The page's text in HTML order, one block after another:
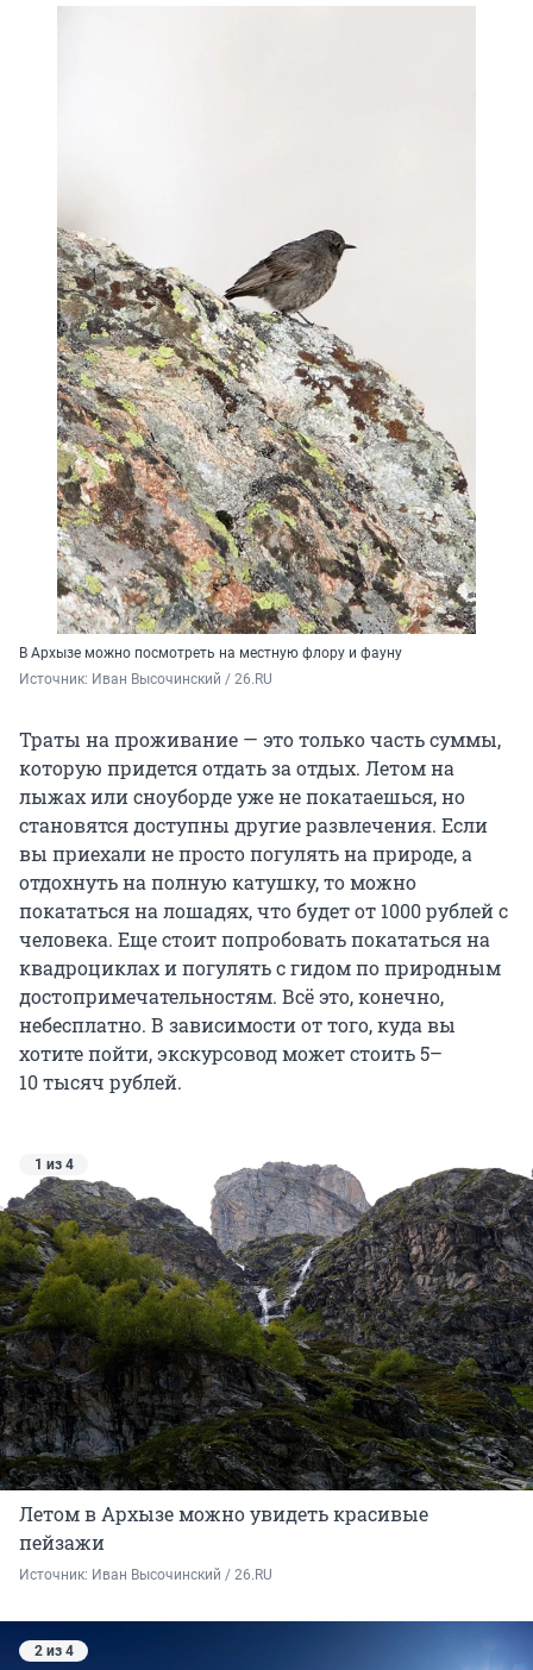
В Архызе можно посмотреть на местную флору и фауну
Источник: Иван Высочинский / 26.RU
Траты на проживание — это только часть суммы,
которую придется отдать за отдых. Летом на
лыжах или сноуборде уже не покатаешься, но
становятся доступны другие развлечения. Если
вы приехали не просто погулять на природе, а
отдохнуть на полную катушку, то можно
покататься на лошадях, что будет от 1000 рублей с
человека. Еще стоит попробовать покататься на
квадроциклах и погулять с гидом по природным
достопримечательностям. Всё это, конечно,
небесплатно. В зависимости от того, куда вы
хотите пойти, экскурсовод может стоить 5–
10 тысяч рублей.
1 из 4
Летом в Архызе можно увидеть красивые
пейзажи
Источник: Иван Высочинский / 26.RU
2 из 4